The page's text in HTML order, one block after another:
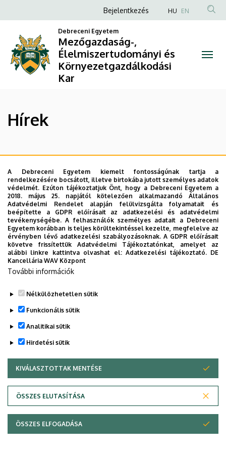
Mezőgazdaság-,
Élelmiszertudományi
Környezetgazdálkodási
a
Anonim
fiók
menüje
Bejelentkezés HU EN
Debreceni Egyetem
Mezőgazdaság-,
Élelmiszertudományi és
Környezetgazdálkodási
Kar
Hírek
Oldalszámozás
Első
oldal
«
Előző
oldal
‹
Oldal
23
Oldal
24
Oldal
25
Oldal
26
Oldal
27
Oldal
28
Oldal
29
Oldal
30
Jelenlegi
oldal
31
Adatvédelem
Copyright © 2026 Unideb
A Debreceni Egyetem kiemelt fontosságúnak tartja a
rendelkezésére bocsátott, illetve birtokába jutott személyes adatok
védelmét. Ezúton tájékoztatjuk Önt, hogy a Debreceni Egyetem a
2018. május 25. napjától kötelezően alkalmazandó Általános
Adatvédelmi Rendelet alapján felülvizsgálta folyamatait és
beépítette a GDPR előírásait az adatkezelési és adatvédelmi
tevékenységébe. A felhasználók személyes adatait a Debreceni
Egyetem korábban is teljes körültekintéssel kezelte, megfelelve az
érvényben lévő adatkezelési szabályozásoknak. A GDPR előírásait
követve frissítettük Adatvédelmi Tájékoztatónkat, amelyet az
alábbi linkre kattintva olvashat el:Adatkezelési tájékoztató. DE
Kancellária WAV Központ
További információk
Nélkülözhetetlen sütik
Funkcionális sütik
Analitikai sütik
Hirdetési sütik
KIVÁLASZTOTTAK MENTÉSE
ÖSSZES ELUTASÍTÁSA
WITHDRAW CONSENT
ÖSSZES ELFOGADÁSA